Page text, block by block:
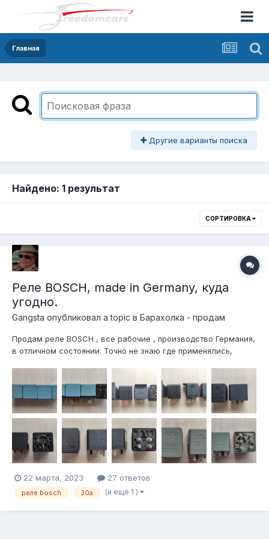
Главная
Другие варианты поиска
Найдено: 1 результат
СОРТИРОВКА
Реле BOSCH, made in Germany, куда
угодно.
Gangsta опубликовал a topic в Барахолка - продам
Продам реле BOSCH , все рабочие , производство Германия,
в отличном состоянии. Точно не знаю где применялись,
фантазией где угодно. Смотрите на фото номера и схемы
внутренней развя...
22 марта, 2023 27 ответов
реле bosch 30а (и ещё 1 )